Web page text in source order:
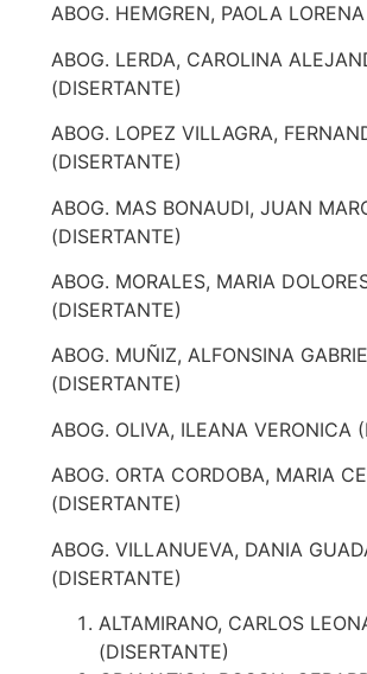
ABOG. HEMGREN, PAOLA
ABOG. LERDA, CAROLINA
(DISERTANTE)
ABOG. LOPEZ VILLAGRA,
(DISERTANTE)
ABOG. MAS BONAUDI, JUAN
(DISERTANTE)
ABOG. MORALES, MARIA
(DISERTANTE)
ABOG. MUÑIZ, ALFONSINA
(DISERTANTE)
ABOG. OLIVA, ILEANA VERONICA
ABOG. ORTA CORDOBA, MARIA
(DISERTANTE)
ABOG. VILLANUEVA, DANIA
(DISERTANTE)
ALTAMIRANO, CARLOS
(DISERTANTE)